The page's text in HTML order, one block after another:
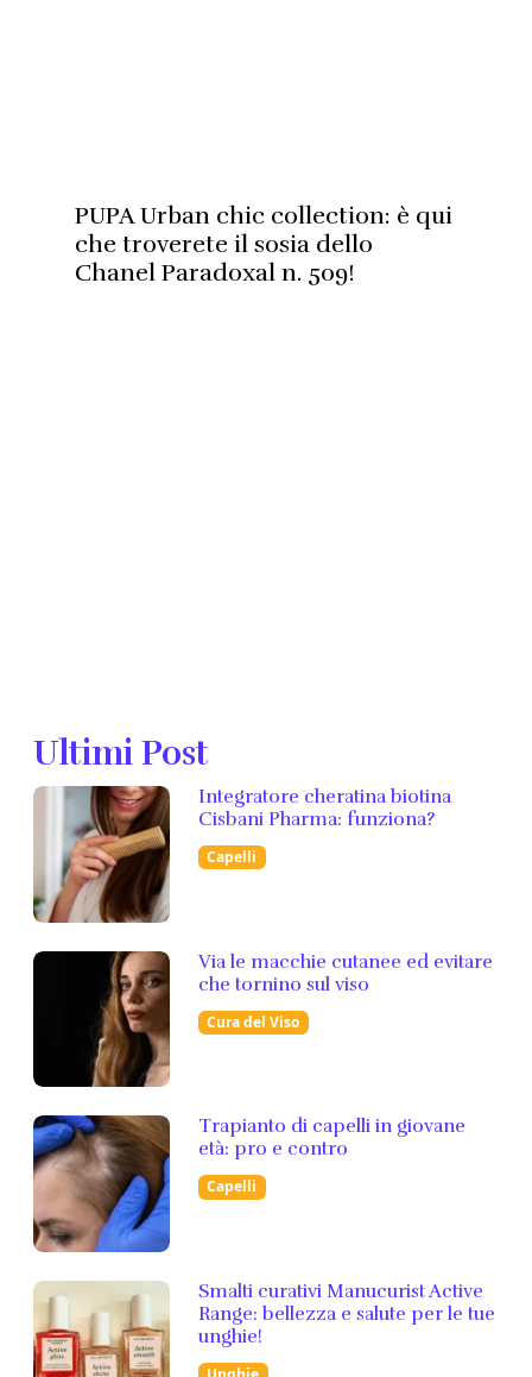
PUPA Urban chic collection: è qui
che troverete il sosia dello
Chanel Paradoxal n. 509!
Ultimi Post
Integratore cheratina biotina
Cisbani Pharma: funziona?
Capelli
Via le macchie cutanee ed evitare
che tornino sul viso
Cura del Viso
Trapianto di capelli in giovane
età: pro e contro
Capelli
Smalti curativi Manucurist Active
Range: bellezza e salute per le tue
unghie!